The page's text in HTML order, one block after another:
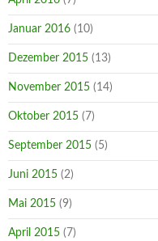
Januar 2016 (10)
Dezember 2015 (13)
November 2015 (14)
Oktober 2015 (7)
September 2015 (5)
Juni 2015 (2)
Mai 2015 (9)
April 2015 (7)